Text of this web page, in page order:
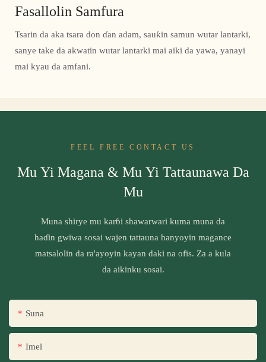
Fasallolin Samfura
Tsarin da aka tsara don ɗan adam, sauƙin samun wutar lantarki,
sanye take da akwatin wutar lantarki mai aiki da yawa, yanayi
mai kyau da amfani.
FEEL FREE CONTACT US
Mu Yi Magana & Mu Yi Tattaunawa Da
Mu
Muna shirye mu karɓi shawarwari kuma muna da
haɗin gwiwa sosai wajen tattauna hanyoyin magance
matsalolin da ra'ayoyin kayan daki na ofis. Za a kula
da aikinku sosai.
Suna
Imel